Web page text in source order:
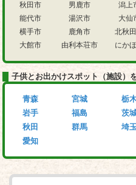
秋田市
能代市
横手市
大館市
男鹿市
湯沢市
鹿角市
由利本荘市
潟上
大仙
北秋
にか
子供とお出かけスポット（施設）
青森
岩手
秋田
愛知
宮城
福島
群馬
栃
茨
埼